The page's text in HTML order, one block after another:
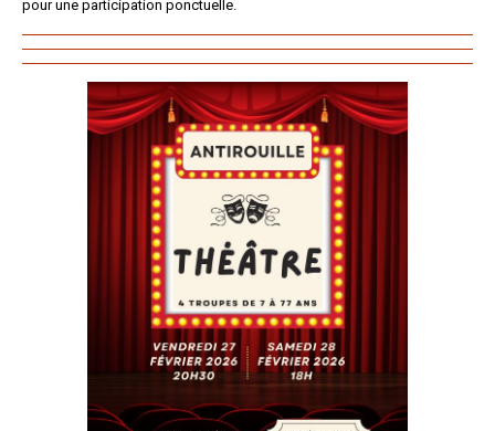
pour une participation ponctuelle.